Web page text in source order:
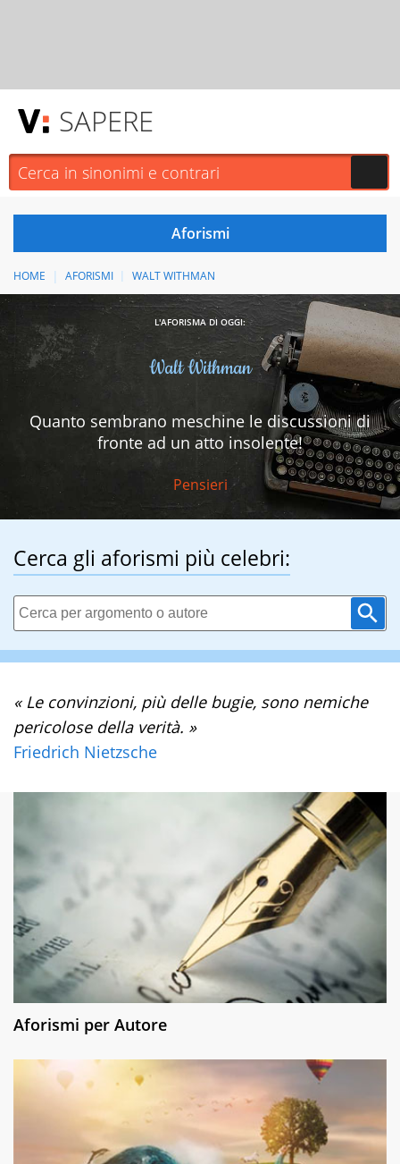
SAPERE
HOME AFORISMI WALT WITHMAN
L'AFORISMA DI OGGI:
Walt Withman
Quanto sembrano meschine le discussioni di
fronte ad un atto insolente!
Pensieri
Cerca gli aforismi più celebri:
« Le convinzioni, più delle bugie, sono nemiche
pericolose della verità. »
Friedrich Nietzsche
Aforismi per Autore